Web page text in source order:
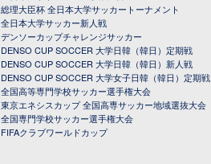
総理大臣杯 全日本大学サッカートーナメント
全日本大学サッカー新人戦
デンソーカップチャレンジサッカー
DENSO CUP SOCCER 大学日韓（韓日）定期戦
DENSO CUP SOCCER 大学日韓（韓日）新人戦
DENSO CUP SOCCER 大学女子日韓（韓日）定期戦
全国高等専門学校サッカー選手権大会
東京エネシスカップ 全国高専サッカー地域選抜大会
全国専門学校サッカー選手権大会
FIFAクラブワールドカップ